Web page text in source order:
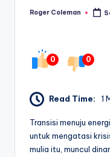
Posted
Roger Coleman
0 0
Read Time: 1
Transisi menuju
untuk mengatasi
mulia itu, muncul